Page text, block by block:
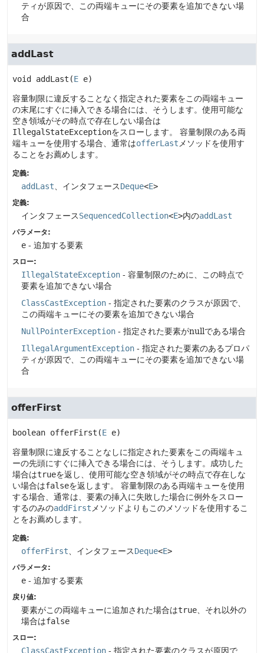
ティが原因で、この両端キューにその要素を追加できない場
合
addLast
void addLast (E e)
容量制限に違反することなく指定された要素をこの両端キュー
の末尾にすぐに挿入できる場合には、そうします。使用可能な
空き領域がその時点で存在しない場合は
IllegalStateExceptionをスローします。
容量制限のある両
端キューを使用する場合、通常はofferLast メソッドを使用す
ることをお薦めします。
定義:
addLast 、インタフェースDeque<E>
定義:
インタフェースSequencedCollection<E>内のaddLast
パラメータ:
e - 追加する要素
スロー:
IllegalStateException - 容量制限のために、この時点で
要素を追加できない場合
ClassCastException - 指定された要素のクラスが原因で、
この両端キューにその要素を追加できない場合
NullPointerException - 指定された要素がnullである場合
IllegalArgumentException - 指定された要素のあるプロパ
ティが原因で、この両端キューにその要素を追加できない場
合
offerFirst
boolean offerFirst (E e)
容量制限に違反することなしに指定された要素をこの両端キュ
ーの先頭にすぐに挿入できる場合には、そうします。成功した
場合はtrueを返し、使用可能な空き領域がその時点で存在しな
い場合はfalseを返します。
容量制限のある両端キューを使用
する場合、通常は、要素の挿入に失敗した場合に例外をスロー
するのみのaddFirst メソッドよりもこのメソッドを使用するこ
とをお薦めします。
定義:
offerFirst 、インタフェースDeque<E>
パラメータ:
e - 追加する要素
戻り値:
要素がこの両端キューに追加された場合はtrue 、それ以外の
場合はfalse
スロー:
ClassCastException - 指定された要素のクラスが原因で、